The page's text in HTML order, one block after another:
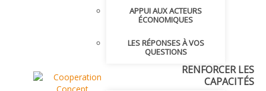
APPUI AUX ACTEURS
ÉCONOMIQUES
LES RÉPONSES À VOS
QUESTIONS
RENFORCER LES
CAPACITÉS